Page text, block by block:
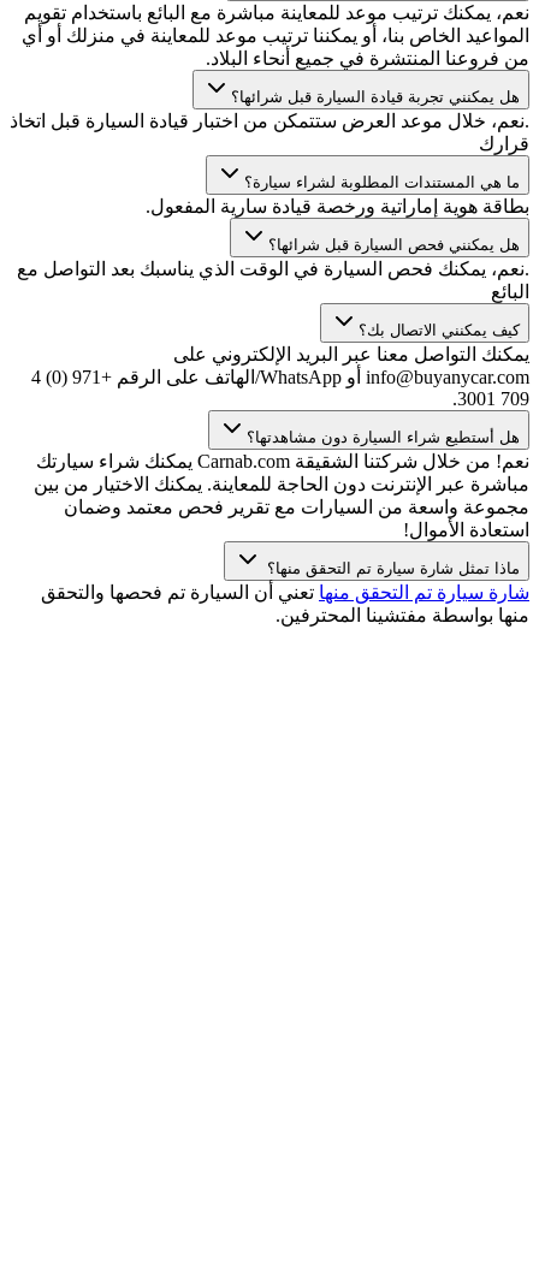
نعم، يمكنك ترتيب موعد للمعاينة مباشرة مع البائع باستخدام تقويم
المواعيد الخاص بنا، أو يمكننا ترتيب موعد للمعاينة في منزلك أو أي
من فروعنا المنتشرة في جميع أنحاء البلاد.
هل يمكنني تجربة قيادة السيارة قبل شرائها؟
.نعم، خلال موعد العرض ستتمكن من اختبار قيادة السيارة قبل اتخاذ
قرارك
ما هي المستندات المطلوبة لشراء سيارة؟
بطاقة هوية إماراتية ورخصة قيادة سارية المفعول.
هل يمكنني فحص السيارة قبل شرائها؟
.نعم، يمكنك فحص السيارة في الوقت الذي يناسبك بعد التواصل مع
البائع
كيف يمكنني الاتصال بك؟
يمكنك التواصل معنا عبر البريد الإلكتروني على
info@buyanycar.com أو WhatsApp/الهاتف على الرقم +971 (0) 4
709 3001.
هل أستطيع شراء السيارة دون مشاهدتها؟
نعم! من خلال شركتنا الشقيقة Carnab.com يمكنك شراء سيارتك
مباشرة عبر الإنترنت دون الحاجة للمعاينة. يمكنك الاختيار من بين
مجموعة واسعة من السيارات مع تقرير فحص معتمد وضمان
استعادة الأموال!
ماذا تمثل شارة سيارة تم التحقق منها؟
شارة سيارة تم التحقق منها تعني أن السيارة تم فحصها والتحقق
منها بواسطة مفتشينا المحترفين.